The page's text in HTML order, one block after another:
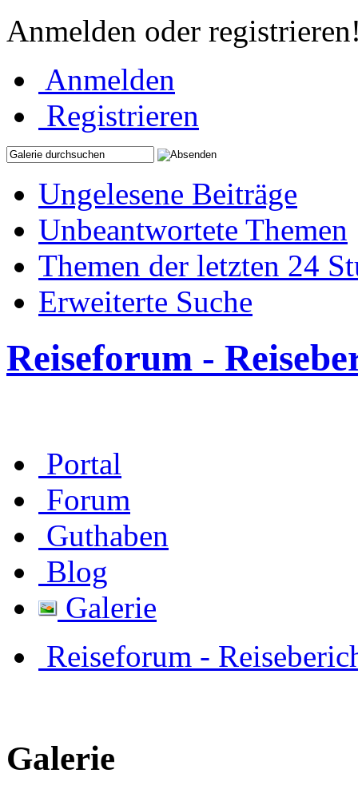
Anmelden oder
Anmelden
Registrieren
Ungelesene Beiträge
Unbeantwortete Themen
Themen der letzten 24
Erweiterte Suche
Reiseforum -
Portal
Forum
Guthaben
Blog
Galerie
Reiseforum -
Galerie